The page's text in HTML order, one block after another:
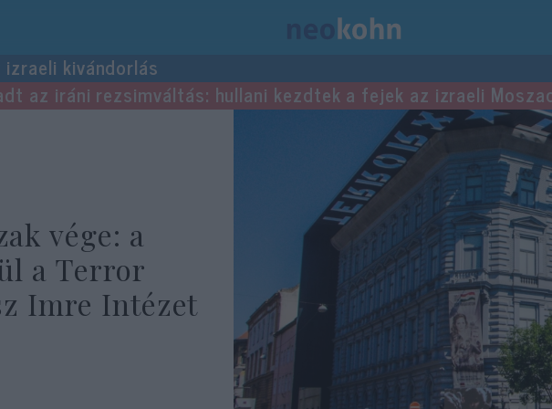
kivándorlás
az iráni rezsimváltás: hullani kezdtek a fejek az izraeli
vége: a
a Terror
Imre Intézet